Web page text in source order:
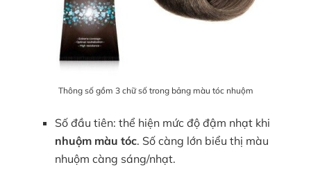
Thông số gồm 3 chữ số trong bảng màu tóc nhuộm
Số đầu tiên: thể hiện mức độ đậm nhạt khi
nhuộm màu tóc. Số càng lớn biểu thị màu
nhuộm càng sáng/nhạt.